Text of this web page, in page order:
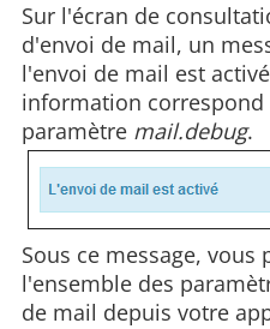
Sur l'écran de
d'envoi de mail, un
l'envoi de mail est
information correspond
paramètre mail.debug.
Sous ce message, vous
l'ensemble des
de mail depuis votre